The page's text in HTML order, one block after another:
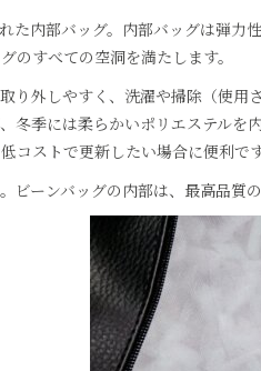
た内部バッグ。内部バッグは弾
のすべての空洞を満たします。
り外しやすく、洗濯や掃除（使
冬季には柔らかいポリエステルを
コストで更新したい場合に便利です
ビーンバッグの内部は、最高品質